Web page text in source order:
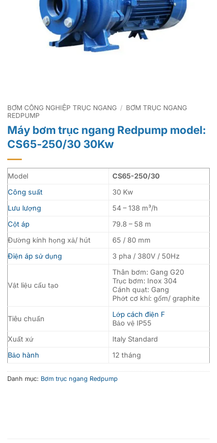
BƠM CÔNG NGHIỆP TRỤC NGANG / BƠM TRỤC NGANG
REDPUMP
Máy bơm trục ngang Redpump model:
CS65-250/30 30Kw
Model
CS65-250/30
Công suất
30 Kw
Lưu lượng
54 – 138 m³/h
Cột áp
79.8 – 58 m
Đường kính họng xả/ hút
65 / 80 mm
Điện áp sử dụng
3 pha / 380V / 50Hz
Vật liệu cấu tạo
Thân bơm: Gang G20
Trục bơm: Inox 304
Cánh quạt: Gang
Phớt cơ khí: gốm/ graphite
Tiêu chuẩn
Lớp cách điện F
Bảo vệ IP55
Xuất xứ
Italy Standard
Bảo hành
12 tháng
Danh mục: Bơm trục ngang Redpump